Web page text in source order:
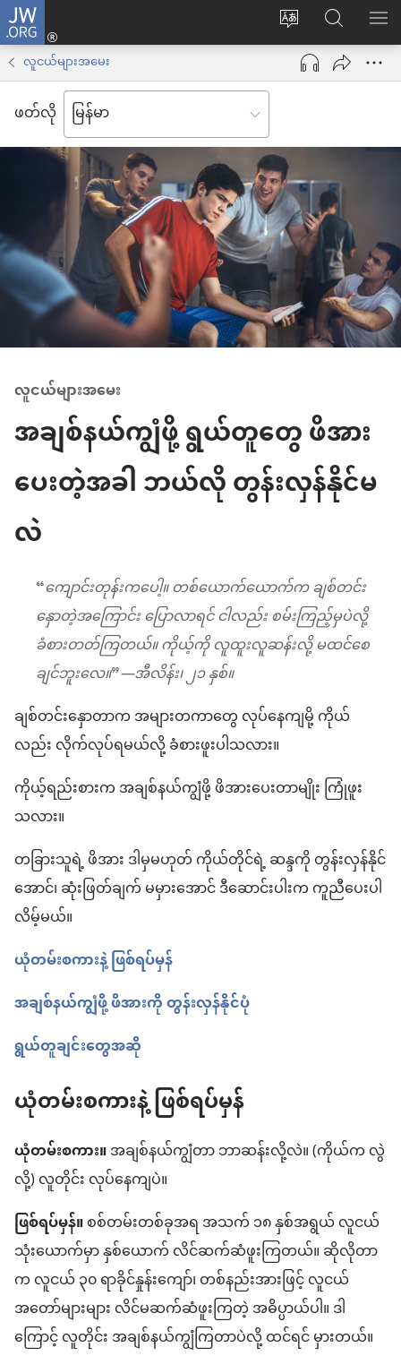
JW.ORG
ဝ
က်
ဘာသာစကား
ကို
ပြောင်း
ပါ
Log
in
(window
အသစ်
ဖွ
င့်
နေ
ပါ
တယ်)
JW.ORG
ရှာ
လူငယ်များအမေး
ဖတ်လို
လူငယ်များအမေး
အချစ်နယ်ကျွံဖို့ ရွယ်တူတွေ ဖိအား
ပေးတဲ့အခါ ဘယ်လို တွန်းလှန်နိုင်မ
လဲ
“ကျောင်းတုန်းကပေါ့။ တစ်ယောက်ယောက်က ချစ်တင်း
နှောတဲ့အကြောင်း ပြောလာရင် ငါလည်း စမ်းကြည့်မှပဲလို့
ခံစားတတ်ကြတယ်။ ကိုယ့်ကို လူထူးလူဆန်းလို့ မထင်စေ
ချင်ဘူးလေ။”—အီလိန်း၊ ၂၁ နှစ်။
ချစ်တင်းနှောတာက အများတကာတွေ လုပ်နေကျမို့ ကိုယ်
လည်း လိုက်လုပ်ရမယ်လို့ ခံစားဖူးပါသလား။
ကိုယ့်ရည်းစားက အချစ်နယ်ကျွံဖို့ ဖိအားပေးတာမျိုး ကြုံဖူး
သလား။
တခြားသူရဲ့ ဖိအား ဒါမှမဟုတ် ကိုယ်တိုင်ရဲ့ ဆန္ဒကို တွန်းလှန်နိုင်
အောင်၊ ဆုံးဖြတ်ချက် မမှားအောင် ဒီဆောင်းပါးက ကူညီပေးပါ
လိမ့်မယ်။
ယုံတမ်းစကားနဲ့ ဖြစ်ရပ်မှန်
အချစ်နယ်ကျွံဖို့ ဖိအားကို တွန်းလှန်နိုင်ပုံ
ရွယ်တူချင်းတွေအဆို
ယုံတမ်းစကားနဲ့ ဖြစ်ရပ်မှန်
ယုံတမ်းစကား။အချစ်နယ်ကျွံတာ ဘာဆန်းလို့လဲ။ (ကိုယ်က လွဲ
လို့) လူတိုင်း လုပ်နေကျပဲ။
ဖြစ်ရပ်မှန်။စစ်တမ်းတစ်ခုအရ အသက် ၁၈ နှစ်အရွယ် လူငယ်
သုံးယောက်မှာ နှစ်ယောက် လိင်ဆက်ဆံဖူးကြတယ်။ ဆိုလိုတာ
က လူငယ် ၃၀ ရာခိုင်နှုန်းကျော်၊ တစ်နည်းအားဖြင့် လူငယ်
အတော်များများ လိင်မဆက်ဆံဖူးကြတဲ့ အဓိပ္ပာယ်ပါ။ ဒါ
ကြောင့် လူတိုင်း အချစ်နယ်ကျွံကြတာပဲလို့ ထင်ရင် မှားတယ်။